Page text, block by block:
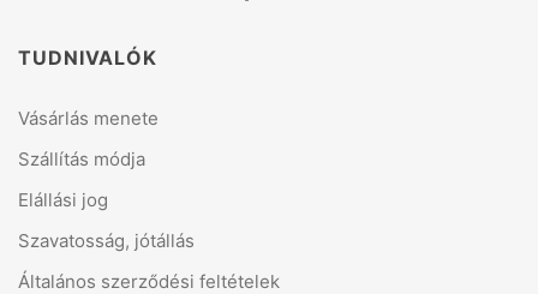
TUDNIVALÓK
Vásárlás menete
Szállítás módja
Elállási jog
Szavatosság, jótállás
Általános szerződési feltételek